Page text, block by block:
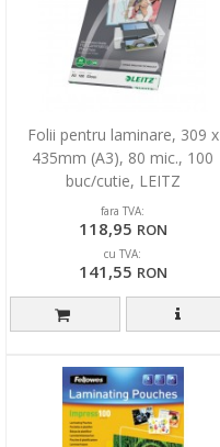
Folii pentru laminare, 309 x
435mm (A3), 80 mic., 100
buc/cutie, LEITZ
fara TVA:
118,95 RON
cu TVA:
141,55 RON